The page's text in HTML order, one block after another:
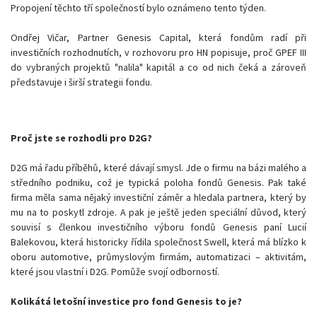
Propojení těchto tří společností bylo oznámeno tento týden.
Ondřej Vičar, Partner Genesis Capital, která fondům radí při
investičních rozhodnutích, v rozhovoru pro HN popisuje, proč GPEF III
do vybraných projektů "nalila" kapitál a co od nich čeká a zároveň
představuje i širší strategii fondu.
Proč jste se rozhodli pro D2G?
D2G má řadu příběhů, které dávají smysl. Jde o firmu na bázi malého a
středního podniku, což je typická poloha fondů Genesis. Pak také
firma měla sama nějaký investiční záměr a hledala partnera, který by
mu na to poskytl zdroje. A pak je ještě jeden speciální důvod, který
souvisí s členkou investičního výboru fondů Genesis paní Lucií
Balekovou, která historicky řídila společnost Swell, která má blízko k
oboru automotive, průmyslovým firmám, automatizaci – aktivitám,
které jsou vlastní i D2G. Pomůže svojí odborností.
Kolikátá letošní investice pro fond Genesis to je?